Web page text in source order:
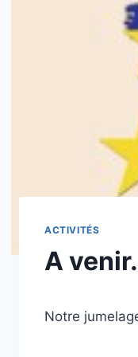
ACTIVITÉS
A
Notre